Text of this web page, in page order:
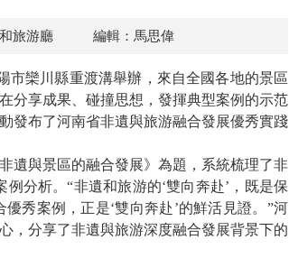
旅游廳 編輯：馬思偉
欒川縣重渡溝舉辦，來自全國各地的景區
分享成果、碰撞思想，發揮典型案例的示范
發布了河南省非遺與旅游融合發展優秀實踐
遺與景區的融合發展》為題，系統梳理了非
分析。“非遺和旅游的‘雙向奔赴’，既是保
秀案例，正是‘雙向奔赴’的鮮活見證。”河
，分享了非遺與旅游深度融合發展背景下的